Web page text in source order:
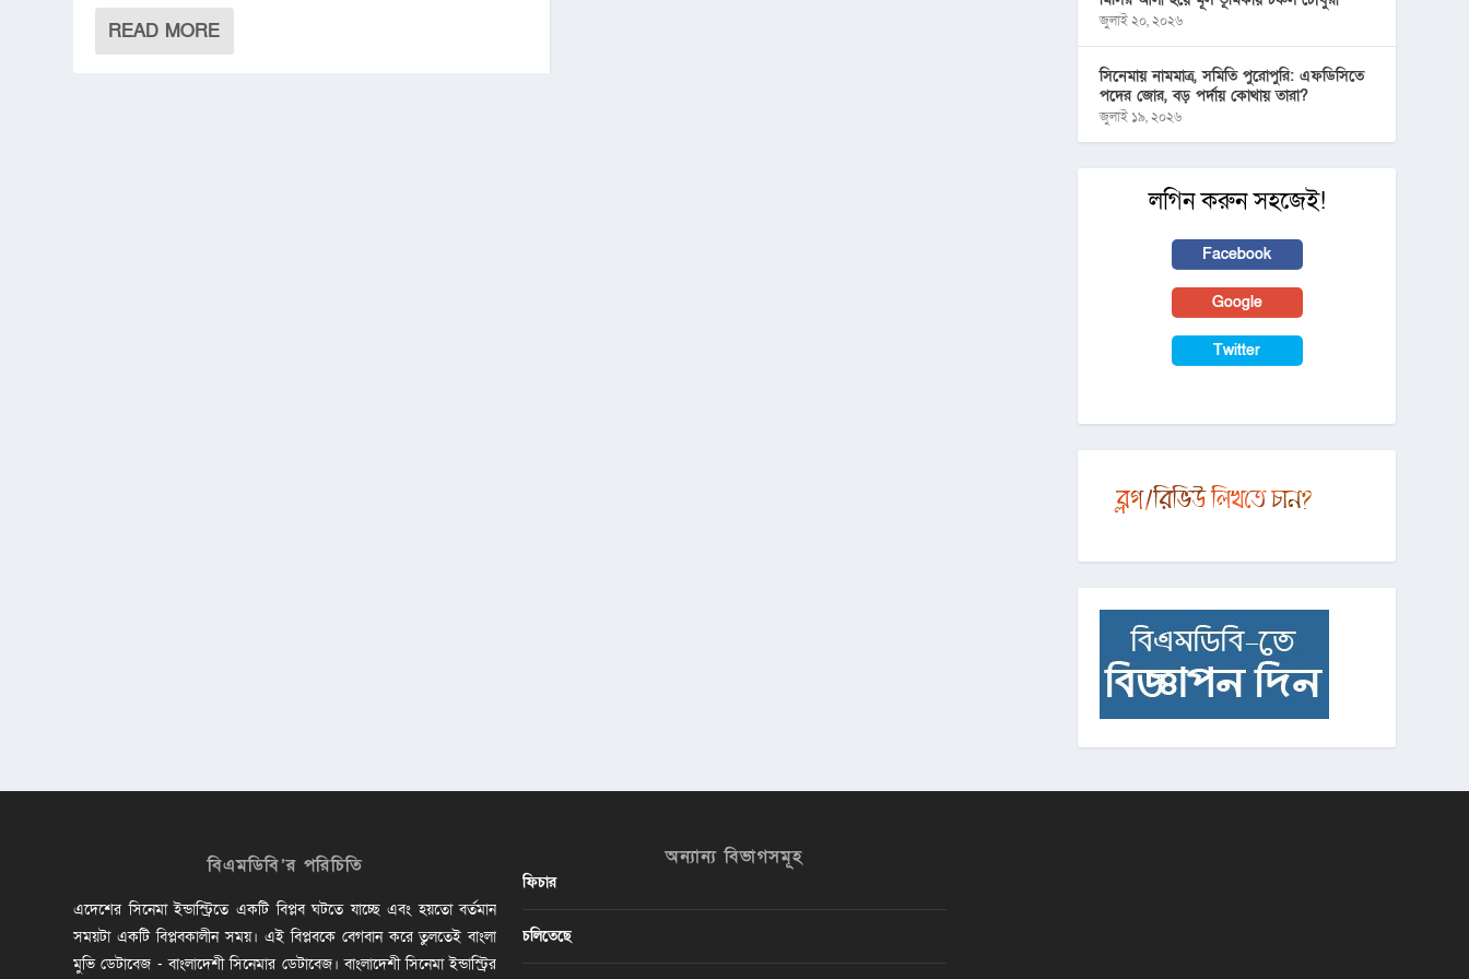
READ MORE জুলাই ২০, ২০২৬
সিনেমায় নামমাত্র, সমিতি পুরোপুরি: এফডিসিতে
পদের জোর, বড় পর্দায় কোথায় তারা?
জুলাই ১৯, ২০২৬
লগিন করুন সহজেই!
Facebook
Google
Twitter
বিএমডিবি’র পরিচিতি
এদেশের সিনেমা ইন্ডাস্ট্রিতে একটি বিপ্লব ঘটতে যাচ্ছে এবং হয়তো বর্তমান
সময়টা একটি বিপ্লবকালীন সময়। এই বিপ্লবকে বেগবান করে তুলতেই বাংলা
মুভি ডেটাবেজ - বাংলাদেশী সিনেমার ডেটাবেজ। বাংলাদেশী সিনেমা ইন্ডাস্ট্রির
অন্যান্য বিভাগসমূহ
ফিচার
চলিতেছে